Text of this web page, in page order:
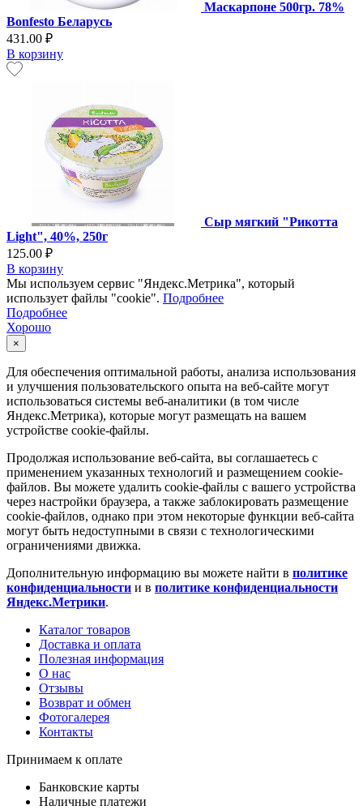
Маскарпоне 500гр. 78%
Bonfesto Беларусь
431.00 ₽
В корзину
Сыр мягкий "Рикотта
Light", 40%, 250г
125.00 ₽
В корзину
Мы используем сервис "Яндекс.Метрика", который
использует файлы "cookie". Подробнее
Подробнее
Хорошо
×
Для обеспечения оптимальной работы, анализа использования
и улучшения пользовательского опыта на веб-сайте могут
использоваться системы веб-аналитики (в том числе
Яндекс.Метрика), которые могут размещать на вашем
устройстве cookie-файлы.
Продолжая использование веб-сайта, вы соглашаетесь с
применением указанных технологий и размещением cookie-
файлов. Вы можете удалить cookie-файлы с вашего устройства
через настройки браузера, а также заблокировать размещение
cookie-файлов, однако при этом некоторые функции веб-сайта
могут быть недоступными в связи с технологическими
ограничениями движка.
Дополнительную информацию вы можете найти в политике
конфиденциальности и в политике конфиденциальности
Яндекс.Метрики.
Каталог товаров
Доставка и оплата
Полезная информация
О нас
Отзывы
Возврат и обмен
Фотогалерея
Контакты
Принимаем к оплате
Банковские карты
Наличные платежи